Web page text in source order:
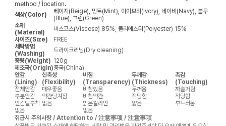
method / location.
색상(Color)
베이지(Beige), 민트(Mint), 아이보리(Ivory), 네이비(Navy), 블루
(Blue), 그린(Green)
소재
(Material)
비스코스(Viscose) 85%, 폴리에스터(Polyester) 15%
사이즈(Size)
FREE
세탁방법
(Washing)
드라이크리닝(Dry cleaning)
중량(Weight) 120g
제조국(Origin)중국(China)
안감
(Lining)
신축성
(Flexibility)
비침
(Transparency)
두께감
(Thickness)
촉감
(Touching)
전체안감
매우좋음 비침있음 두꺼움
까슬거림
부분안감
약간당겨짐 비침약간 적당함
적당함
안감탈부착 없음 밝은칼라만 얇음
부드러움
없음
없음
취급시 주의사항 / Attention to / 注意事项 / 注意事項